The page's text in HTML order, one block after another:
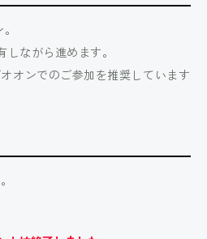
ながら進めます。
オンでのご参加を推奨しています